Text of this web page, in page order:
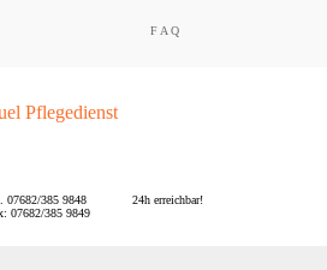
F A Q
07682/385 9848
07682/385 9849
24h erreichbar!